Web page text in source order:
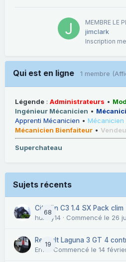
MEMBRE LE
jimclark
Inscription
Qui est en ligne 1 membre
Légende : Administrateurs •
Ingénieur Mécanicien •
Apprenti Mécanicien • Mécanicien
Mécanicien Bienfaiteur •
Superchateau
Sujets récents
68
Citroën C3 1.4 SX Pack
hurley14 · Commencé le 26
19
Renault Laguna 3 GT 4
Ermi
· Commencé le 14